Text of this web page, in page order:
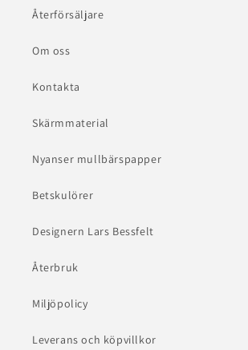
Återförsäljare
Om oss
Kontakta
Skärmmaterial
Nyanser mullbärspapper
Betskulörer
Designern Lars Bessfelt
Återbruk
Miljöpolicy
Leverans och köpvillkor